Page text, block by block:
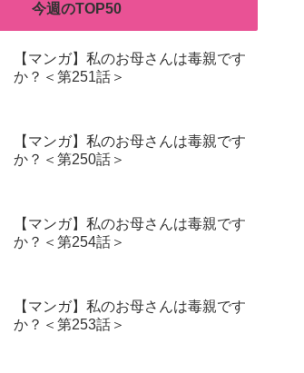
今週のTOP50
【マンガ】私のお母さんは毒親です
か？＜第251話＞
【マンガ】私のお母さんは毒親です
か？＜第250話＞
【マンガ】私のお母さんは毒親です
か？＜第254話＞
【マンガ】私のお母さんは毒親です
か？＜第253話＞